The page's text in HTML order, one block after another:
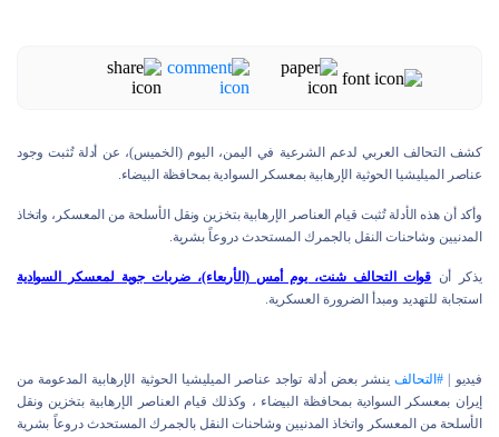
كشف التحالف العربي لدعم الشرعية في اليمن، اليوم (الخميس)، عن أدلة تُثبت وجود
عناصر الميليشيا الحوثية الإرهابية بمعسكر السوادية بمحافظة البيضاء.
وأكد أن هذه الأدلة تُثبت قيام العناصر الإرهابية بتخزين ونقل الأسلحة من المعسكر، واتخاذ
المدنيين وشاحنات النقل بالجمرك المستحدث دروعاً بشرية.
يذكر أن قوات التحالف شنت، يوم أمس (الأربعاء)، ضربات جوية لمعسكر السوادية
استجابة للتهديد ومبدأ الضرورة العسكرية.
فيديو | #التحالفينشر بعض أدلة تواجد عناصر الميليشيا الحوثية الإرهابية المدعومة من
إيران بمعسكر السوادية بمحافظة البيضاء ، وكذلك قيام العناصر الإرهابية بتخزين ونقل
الأسلحة من المعسكر واتخاذ المدنيين وشاحنات النقل بالجمرك المستحدث دروعاً بشرية